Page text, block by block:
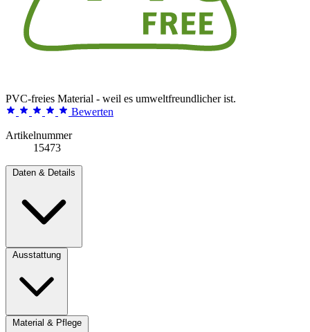
PVC-freies Material - weil es umweltfreundlicher ist.
Bewerten
Artikelnummer
15473
Daten & Details
Ausstattung
Material & Pflege